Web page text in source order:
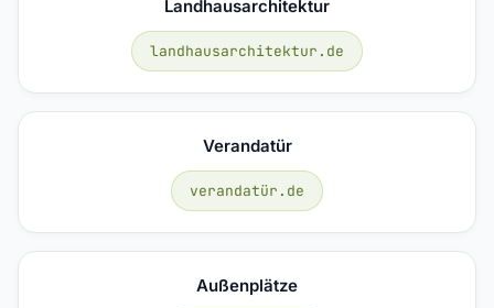
Landhausarchitektur
landhausarchitektur.de
Verandatür
verandatür.de
Außenplätze